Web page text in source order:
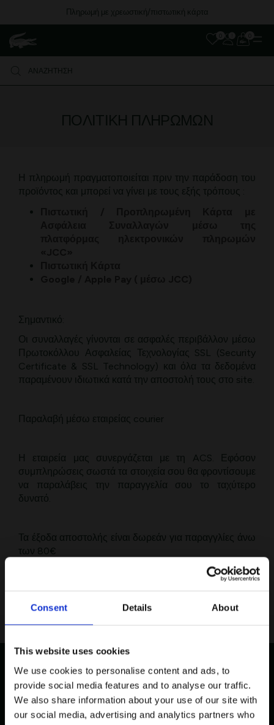
Consent Details About
This website uses cookies
We use cookies to personalise content and ads, to
provide social media features and to analyse our traffic.
We also share information about your use of our site with
our social media, advertising and analytics partners who
Πληρωμή με χρεωστική/πιστωτική κάρτα
ΠΟΛΙΤΙΚΉ ΠΛΗΡΩΜΏΝ
Η πληρωμή πραγματοποιείται πριν την παράδοση του
προϊόντος και μπορεί να γίνει με τους εξής τρόπους :
Σημαντικό:
Οι συναλλαγές γίνονται σε ασφαλές περιβάλλον μέσω
Πρωτοκόλλου Ασφαλείας Τεχνολογίας SSL (Security
Certificate & SSL Technology) και όλα τα δεδομένα
παραμένουν ιδιωτικά κατά την αποστολή τους στο site.
Παραλαβή μέσω εταιρείας courier
Η εταιρεία μας συνεργάζεται με τη ACS. Εφόσον
συμπληρώσεις σωστά τα στοιχεία σου θα φροντίσουμε
να παραλάβεις την παραγγελία σου το ταχύτερο
δυνατό.
Τα έξοδα αποστολής είναι δωρεάν για παραγγλίες άνω
των 80€
Το κόστος για παραγγελίες μικρότερης αξίας των 80€
Δωρεάν Επιστροφές Ασφαλείς Συναλλαγές
Εγγραφείτε στο newsletter μας και αποκτήστε 10%στην
Ενδιαφέρομαι για:
Γυναικεία Ανδρικά
Εγγραφή